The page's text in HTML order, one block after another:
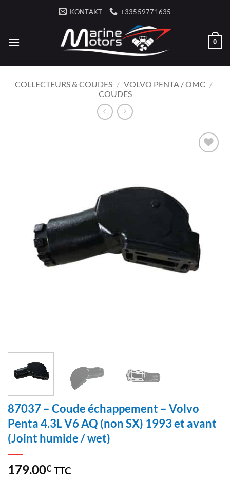
KONTAKT +33559771635
0
COLLECTEURS & COUDES / VOLVO PENTA / OMC /
COUDES
D’ENVIES
87037 – Coude échappement – Volvo
Penta 4.3L V6 AQ (non SX) 1993 et avant
(Joint humide / wet)
179.00€ TTC